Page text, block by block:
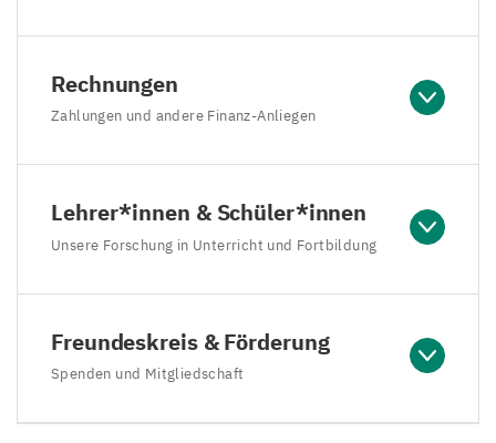
Rechnungen
Zahlungen und andere Finanz-Anliegen
Lehrer*innen & Schüler*innen
Unsere Forschung in Unterricht und Fortbildung
Freundeskreis & Förderung
Spenden und Mitgliedschaft